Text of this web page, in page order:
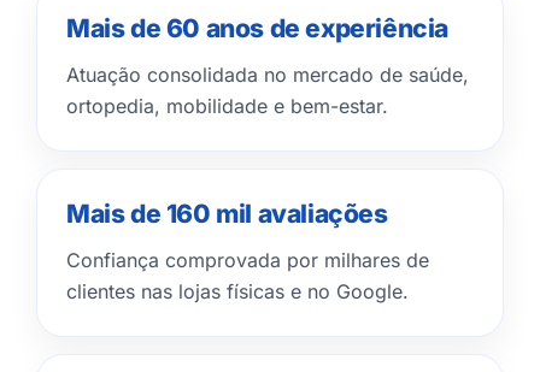
Mais de 60 anos de experiência
Atuação consolidada no mercado de saúde,
ortopedia, mobilidade e bem-estar.
Mais de 160 mil avaliações
Confiança comprovada por milhares de
clientes nas lojas físicas e no Google.